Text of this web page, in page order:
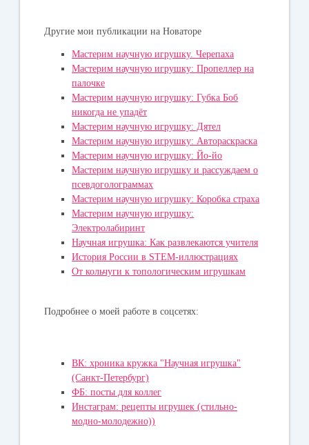
Другие мои публикации на Новаторе
Мастерим научную игрушку. Черепаха
Мастерим научную игрушку: Пропеллер на
палочке
Мастерим научную игрушку: Губка Боб
никогда не упадёт
Мастерим научную игрушку: Дятел
Мастерим научную игрушку: Автораскраска
Мастерим научную игрушку: Йо-йо
Мастерим научную игрушку и рассуждаем о
псевдоголограммах
Мастерим научную игрушку: Коробка страха
Мастерим научную игрушку:
Электролабиринт
Научная игрушка: Как развлекаются учителя
История России в STEM-иллюстрациях
От кольчуги к топологическим игрушкам
Подробнее о моей работе в соцсетях:
ВК: хроника кружка "Научная игрушка"
(Санкт-Петербург)
ФБ: посты для коллег
Инстаграм: рецепты игрушек (стильно-
модно-молодежно))